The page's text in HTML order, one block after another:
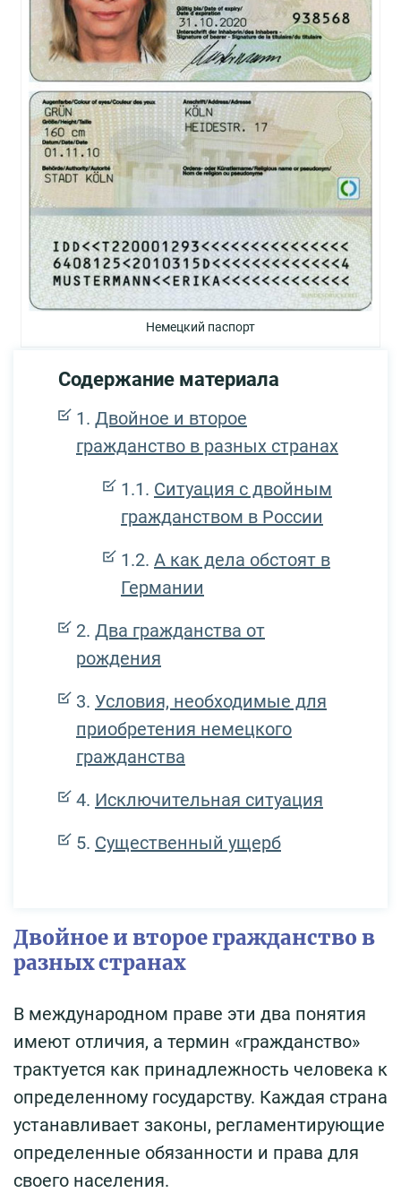
Немецкий паспорт
Содержание материала
Двойное и второе
гражданство в разных странах
Ситуация с двойным
гражданством в России
А как дела обстоят в
Германии
Два гражданства от
рождения
Условия, необходимые для
приобретения немецкого
гражданства
Исключительная ситуация
Существенный ущерб
Двойное и второе гражданство в
разных странах
В международном праве эти два понятия
имеют отличия, а термин «гражданство»
трактуется как принадлежность человека к
определенному государству. Каждая страна
устанавливает законы, регламентирующие
определенные обязанности и права для
своего населения.